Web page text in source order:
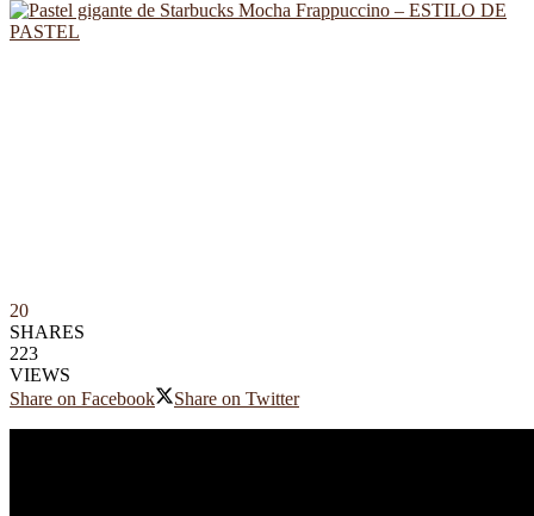
20
SHARES
223
VIEWS
Share on Facebook
Share on Twitter